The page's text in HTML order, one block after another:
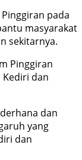
pada
masyarakat
sekitarnya.
Pinggiran
dan
dan
yang
dan